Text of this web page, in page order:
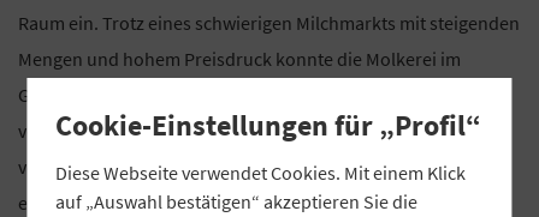
Raum ein. Trotz eines schwierigen Milchmarkts mit steigenden
Mengen und hohem Preisdruck konnte die Molkerei im
Geschäftsjahr 2025 ihre Verarbeitung auf ein Rekordniveau
von 392 Millionen Kilogramm steigern. Um die Abhängigkeit
vom deutschen Markt zu verringern, soll der Export künftig
eine größere Rolle spielen. Der Export wird dabei als
Cookie-Einstellungen für „Profil“
Diese Webseite verwendet Cookies. Mit einem Klick
auf „Auswahl bestätigen“ akzeptieren Sie die